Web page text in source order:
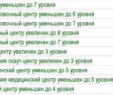
до 7 уровня
центр уменьшен до 6 уровня
центр уменьшен до 7 уровня
центр увеличен до 8 уровня
центр увеличен до 7 уровня
увеличен до 3 уровня
скаут-центр увеличен до 3 уровня
центр уменьшен до 5 уровня
медицинский центр уменьшен до 5 уровня
центр уменьшен до 4 уровня